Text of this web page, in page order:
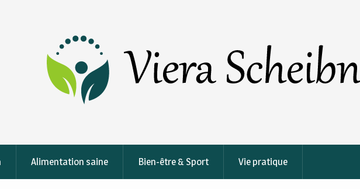
Alimentation saine Bien-être & Sport Vie pratique